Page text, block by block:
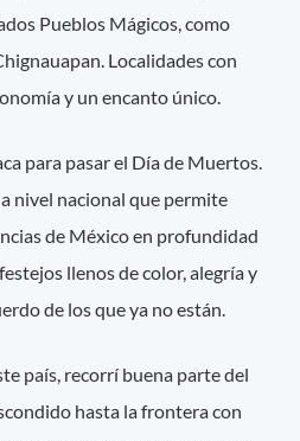
Pueblos Mágicos, como
Localidades con
y un encanto único.
para pasar el Día de Muertos.
nivel nacional que permite
de México en profundidad
llenos de color, alegría y
de los que ya no están.
país, recorrí buena parte del
hasta la frontera con